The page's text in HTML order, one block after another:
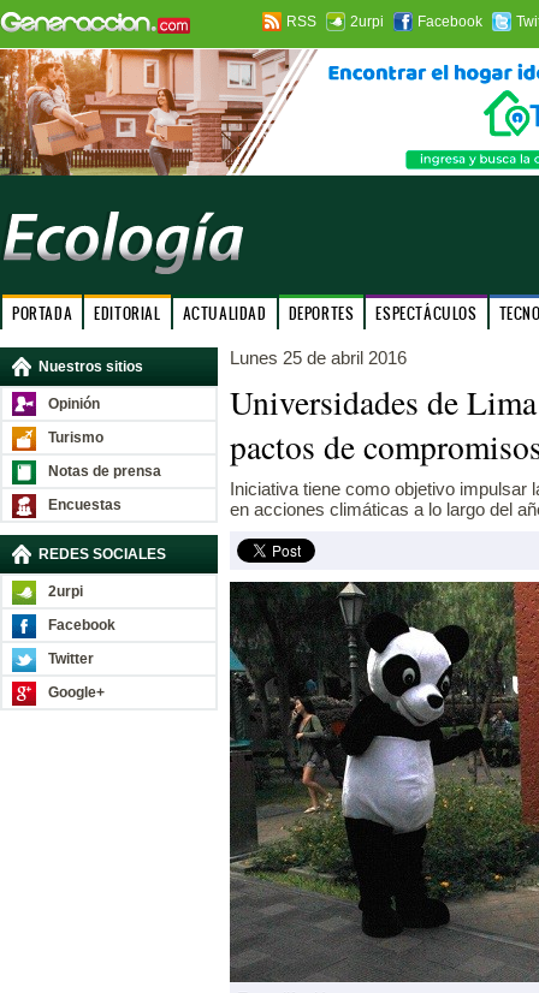
RSS 2urpi Facebook
PORTADA EDITORIAL ACTUALIDAD DEPORTES ESPECTÁCULOS
Nuestros sitios
Opinión
Turismo
Notas de prensa
Encuestas
REDES SOCIALES
2urpi
Facebook
Twitter
Google+
Lunes 25 de abril 2016
Universidades de
pactos de
Iniciativa tiene como objetivo impulsar
en acciones climáticas a lo largo del